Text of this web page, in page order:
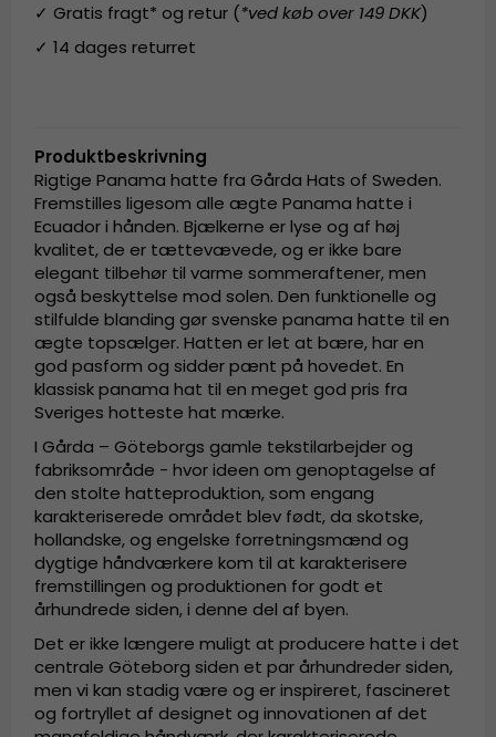
✓ Gratis fragt* og retur (*ved køb over 149 DKK)
✓ 14 dages returret
Produktbeskrivning
Rigtige Panama hatte fra Gårda Hats of Sweden.
Fremstilles ligesom alle ægte Panama hatte i
Ecuador i hånden. Bjælkerne er lyse og af høj
kvalitet, de er tættevævede, og er ikke bare
elegant tilbehør til varme sommeraftener, men
også beskyttelse mod solen. Den funktionelle og
stilfulde blanding gør svenske panama hatte til en
ægte topsælger. Hatten er let at bære, har en
god pasform og sidder pænt på hovedet. En
klassisk panama hat til en meget god pris fra
Sveriges hotteste hat mærke.
I Gårda – Göteborgs gamle tekstilarbejder og
fabriksområde - hvor ideen om genoptagelse af
den stolte hatteproduktion, som engang
karakteriserede området blev født, da skotske,
hollandske, og engelske forretningsmænd og
dygtige håndværkere kom til at karakterisere
fremstillingen og produktionen for godt et
århundrede siden, i denne del af byen.
Det er ikke længere muligt at producere hatte i det
centrale Göteborg siden et par århundreder siden,
men vi kan stadig være og er inspireret, fascineret
og fortryllet af designet og innovationen af det